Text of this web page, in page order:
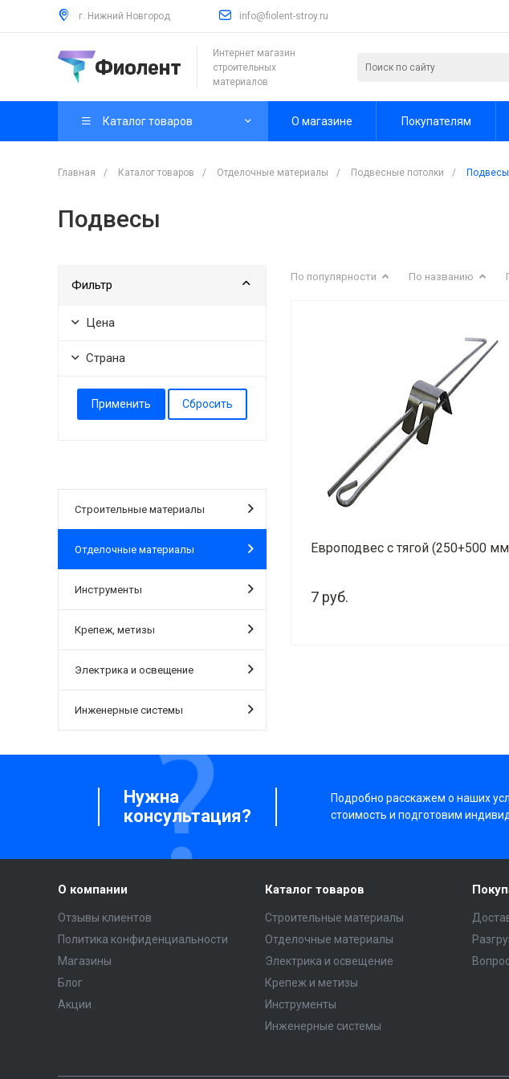
г. Нижний Новгород info@fiolent-stroy.ru
Интернет магазин
строительных
материалов
Каталог товаров О магазине Покупателям
Главная / Каталог товаров / Отделочные материалы / Подвесные потолки / Подвесы
Подвесы
Фильтр
Цена
Страна
Строительные материалы
Отделочные материалы
Инструменты
Крепеж, метизы
Электрика и освещение
Инженерные системы
По популярности По названию
Европодвес с тягой (250+500
7 руб.
Нужна
консультация?
Подробно расскажем о наших
стоимость и подготовим
О компании
Отзывы клиентов
Политика конфиденциальности
Магазины
Блог
Акции
Каталог товаров
Строительные материалы
Отделочные материалы
Электрика и освещение
Крепеж и метизы
Инструменты
Инженерные системы